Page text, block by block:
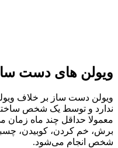
ویولن های دست
ویولن دست ساز بر خلاف
ندارد و توسط یک شخص
معمولا حداقل چند ماه زمان
برش، خم کردن، کوبیدن،
شخص انجام می‌شود.